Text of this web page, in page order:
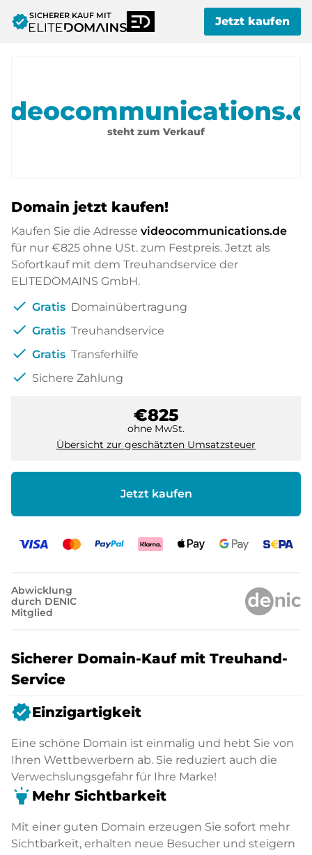
verifiedSICHERER KAUF MIT Jetzt kaufen
steht zum Verkauf
Domain jetzt kaufen!
Kaufen Sie die Adresse videocommunications.de
für nur €825 ohne USt. zum Festpreis. Jetzt als
Sofortkauf mit dem Treuhandservice der
ELITEDOMAINS GmbH.
check Gratis Domainübertragung
check Gratis Treuhandservice
check Gratis Transferhilfe
check Sichere Zahlung
€825
ohne MwSt.
Übersicht zur geschätzten Umsatzsteuer
Jetzt kaufen
Abwicklung
durch DENIC
Mitglied
Sicherer Domain-Kauf mit Treuhand-
Service
verifiedEinzigartigkeit
Eine schöne Domain ist einmalig und hebt Sie von
Ihren Wettbewerbern ab. Sie reduziert auch die
Verwechslungsgefahr für Ihre Marke!
highlight Mehr Sichtbarkeit
Mit einer guten Domain erzeugen Sie sofort mehr
Sichtbarkeit, erhalten neue Besucher und steigern